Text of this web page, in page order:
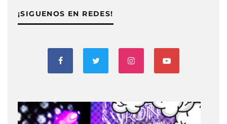
¡SIGUENOS EN REDES!